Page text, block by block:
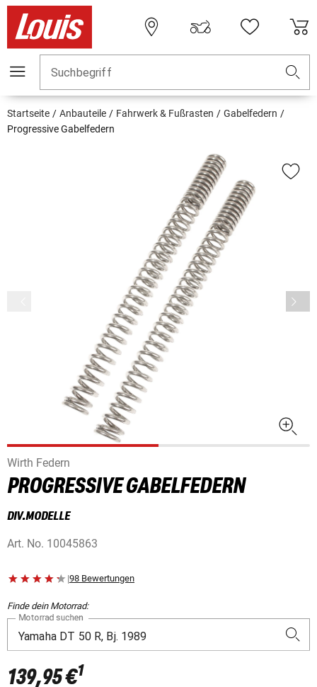
Suchbegriff
Startseite Anbauteile Fahrwerk & Fußrasten
Gabelfedern
Progressive Gabelfedern
Wirth Federn
PROGRESSIVE GABELFEDERN
DIV.MODELLE
Art. No. 10045863
|98 Bewertungen
Finde dein Motorrad:
Motorrad suchen
139,95 €1